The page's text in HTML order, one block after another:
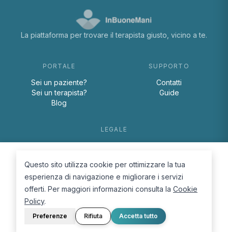
La piattaforma per trovare il terapista giusto, vicino a te.
PORTALE
Sei un paziente?
Sei un terapista?
Blog
SUPPORTO
Contatti
Guide
LEGALE
Cookie Policy
Questo sito utilizza cookie per ottimizzare la tua
esperienza di navigazione e migliorare i servizi
offerti. Per maggiori informazioni consulta la Cookie
Policy.
Preferenze Rifiuta Accetta tutto